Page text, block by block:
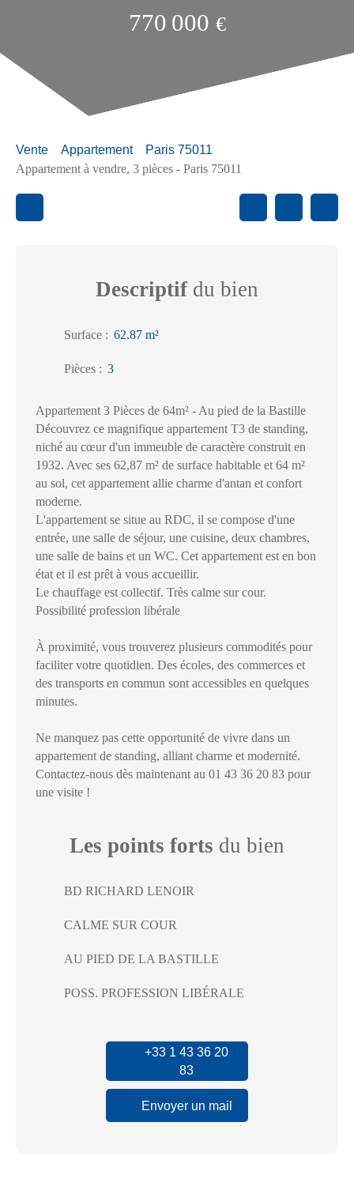
770 000 €
Vente Appartement
Paris 75011
Appartement à vendre, 3 pièces - Paris 75011
Descriptifdu bien
Surface : 62.87 m²
Pièces : 3
Appartement 3 Pièces de 64m² - Au pied de la Bastille
Découvrez ce magnifique appartement T3 de standing,
niché au cœur d'un immeuble de caractère construit en
1932. Avec ses 62,87 m² de surface habitable et 64 m²
au sol, cet appartement allie charme d'antan et confort
moderne.
L'appartement se situe au RDC, il se compose d'une
entrée, une salle de séjour, une cuisine, deux chambres,
une salle de bains et un WC. Cet appartement est en bon
état et il est prêt à vous accueillir.
Le chauffage est collectif. Très calme sur cour.
Possibilité profession libérale
À proximité, vous trouverez plusieurs commodités pour
faciliter votre quotidien. Des écoles, des commerces et
des transports en commun sont accessibles en quelques
minutes.
Ne manquez pas cette opportunité de vivre dans un
appartement de standing, alliant charme et modernité.
Contactez-nous dès maintenant au 01 43 36 20 83 pour
une visite !
Les points forts du bien
BD RICHARD LENOIR
CALME SUR COUR
AU PIED DE LA BASTILLE
POSS. PROFESSION LIBÉRALE
+33 1 43 36 20
83
Envoyer un mail